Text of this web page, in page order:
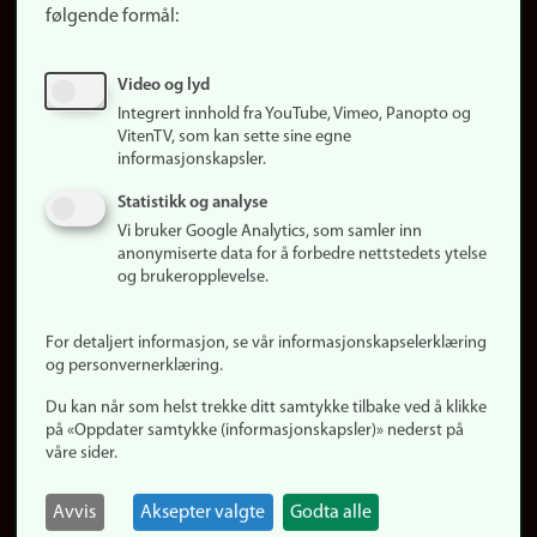
Ledige stillinger
Om nettstedet
Informasjonskapsler
Personvern
Logg inn
Rediger din ansattside
følgende formål:
Video og lyd
Integrert innhold fra YouTube, Vimeo, Panopto og
VitenTV, som kan sette sine egne
informasjonskapsler.
Statistikk og analyse
Vi bruker Google Analytics, som samler inn
anonymiserte data for å forbedre nettstedets ytelse
og brukeropplevelse.
For detaljert informasjon, se vår informasjonskapselerklæring
og personvernerklæring.
Du kan når som helst trekke ditt samtykke tilbake ved å klikke
på «Oppdater samtykke (informasjonskapsler)» nederst på
våre sider.
Avvis Aksepter valgte Godta alle